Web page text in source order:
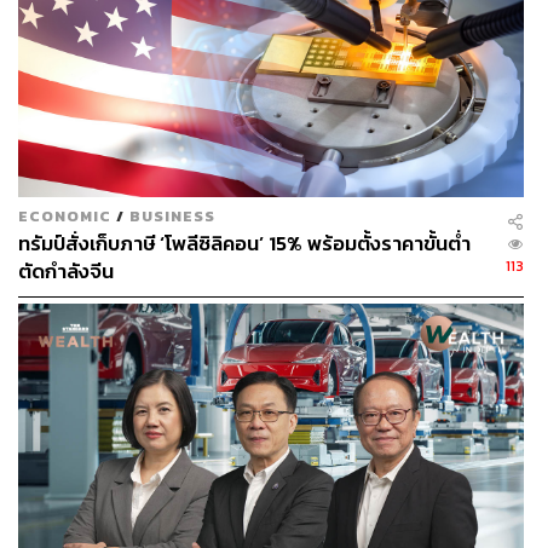
ABOUT THE AUTHOR
วาราดา ทองจำนงค์
Content Creator สำนักข่าว THE
STANDARD WEALTH
ECONOMIC / BUSINESS
ทรัมป์สั่งเก็บภาษี ‘โพลีซิลิคอน’ 15% พร้อมตั้งราคาขั้นต่ำ
ตัดกำลังจีน
113